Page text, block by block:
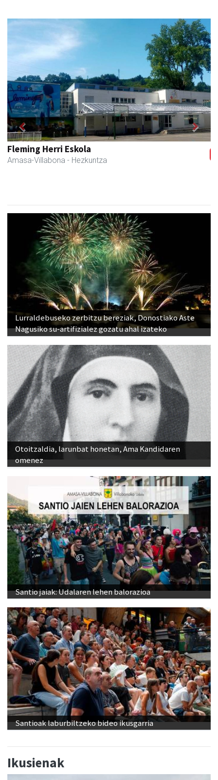
Fleming Herri Eskola
Amasa-Villabona - Hezkuntza
Previous Next
Lurraldebuseko zerbitzu bereziak, Donostiako Aste
Nagusiko su-artifizialez gozatu ahal izateko
Otoitzaldia, larunbat honetan, Ama Kandidaren
omenez
Santio jaiak: Udalaren lehen balorazioa
Santioak laburbiltzeko bideo ikusgarria
Ikusienak